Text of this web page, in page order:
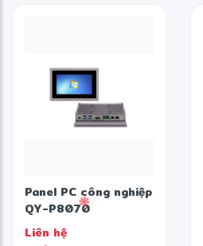
Panel PC công nghiệp
QY-P8070
Liên hệ